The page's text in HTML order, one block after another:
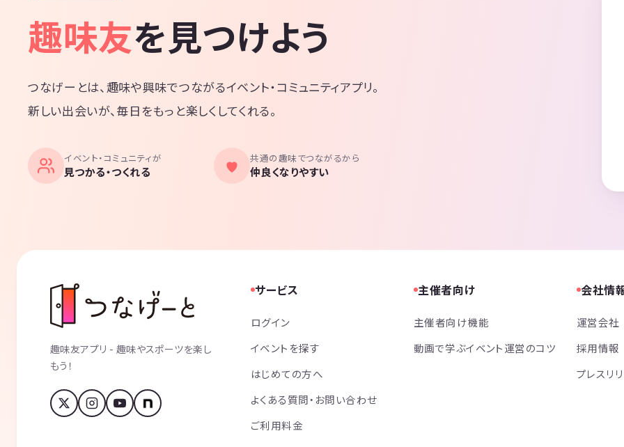
趣味友を見つけよう
つなげーとは、趣味や興味でつながるイベント・コミュニティアプリ。
新しい出会いが、毎日をもっと楽しくしてくれる。
イベント・コミュニティが
見つかる・つくれる
共通の趣味でつながるから
仲良くなりやすい
趣味友アプリ - 趣味やスポーツを楽し
もう！
サービス
ログイン
イベントを探す
はじめての方へ
よくある質問・お問い合わせ
ご利用料金
主催者向け
主催者向け機能
動画で学ぶイベント運営のコツ
会社情
運営会社
採用情報
プレスリ